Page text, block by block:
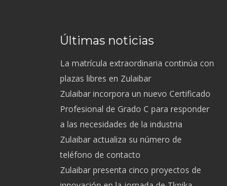
Últimas noticias
La matrícula extraordinaria continúa con
plazas libres en Zulaibar
Zulaibar incorpora un nuevo Certificado
Profesional de Grado C para responder
a las necesidades de la industria
Zulaibar actualiza su número de
teléfono de contacto
Zulaibar presenta cinco proyectos de